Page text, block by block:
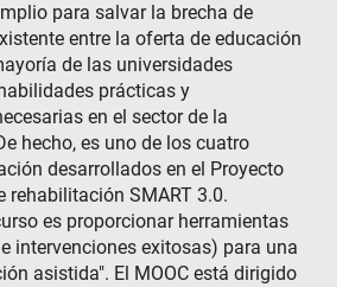
para salvar la brecha de
entre la oferta de educación
de las universidades
prácticas y
en el sector de la
hecho, es uno de los cuatro
desarrollados en el Proyecto
rehabilitación SMART 3.0.
es proporcionar herramientas
intervenciones exitosas) para una
asistida". El MOOC está dirigido